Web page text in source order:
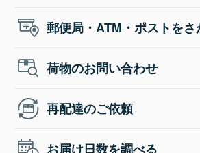
郵便局・ATM・ポストをさ
荷物のお問い合わせ
再配達のご依頼
お届け日数を調べる